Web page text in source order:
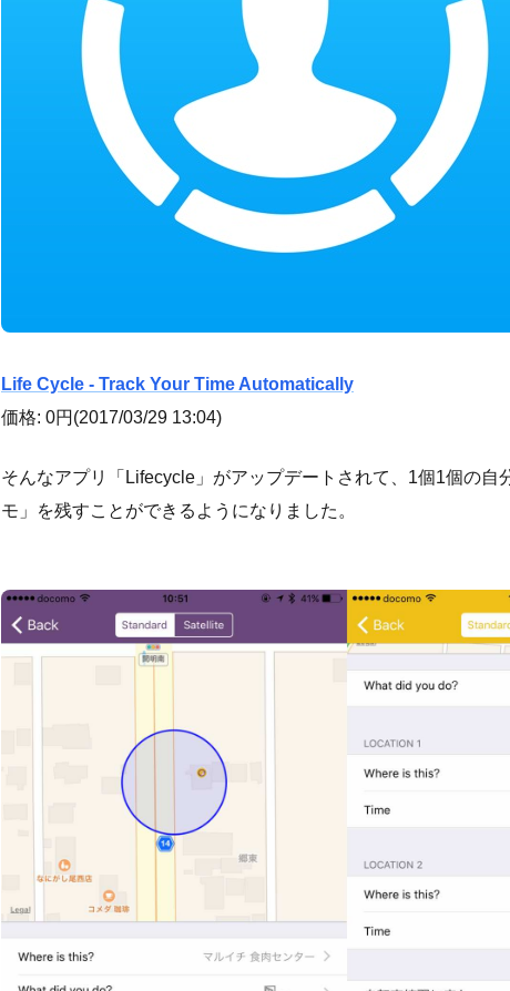
Life Cycle - Track Your Time Automatically
価格: 0円(2017/03/29 13:04)
そんなアプリ「Lifecycle」がアップデートされて、1個1個の自
モ」を残すことができるようになりました。